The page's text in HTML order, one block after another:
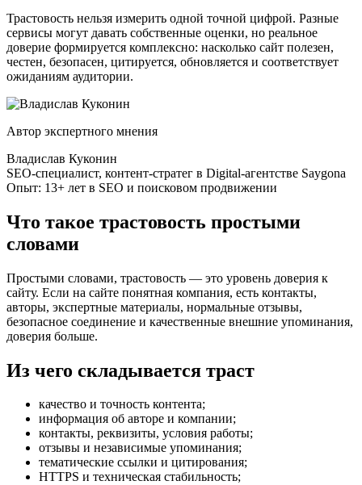
Трастовость нельзя измерить одной точной цифрой. Разные
сервисы могут давать собственные оценки, но реальное
доверие формируется комплексно: насколько сайт полезен,
честен, безопасен, цитируется, обновляется и соответствует
ожиданиям аудитории.
Автор экспертного мнения
Владислав Куконин
SEO-специалист, контент-стратег в Digital-агентстве Saygona
Опыт: 13+ лет в SEO и поисковом продвижении
Что такое трастовость простыми
словами
Простыми словами, трастовость — это уровень доверия к
сайту. Если на сайте понятная компания, есть контакты,
авторы, экспертные материалы, нормальные отзывы,
безопасное соединение и качественные внешние упоминания,
доверия больше.
Из чего складывается траст
качество и точность контента;
информация об авторе и компании;
контакты, реквизиты, условия работы;
отзывы и независимые упоминания;
тематические ссылки и цитирования;
HTTPS и техническая стабильность;